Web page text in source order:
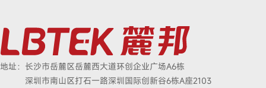
地址： 长沙市岳麓区岳麓西大道环创企业广场A6栋
深圳市南山区打石一路深圳国际创新谷6栋A座2103